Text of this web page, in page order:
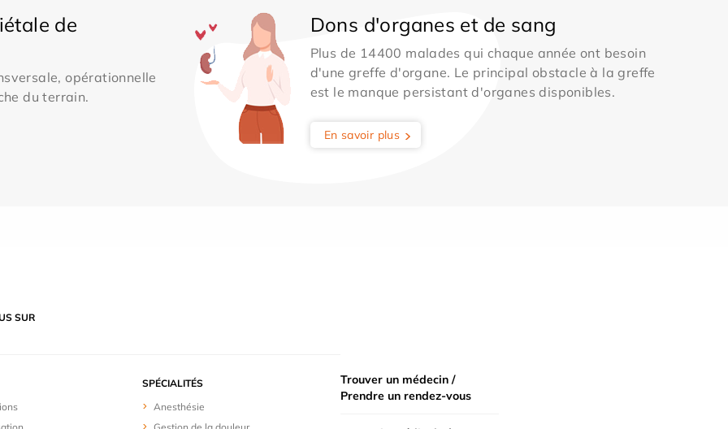
de
opérationnelle
du terrain.
Dons d'organes et de sang
Plus de 14400 malades qui chaque année ont besoin
d'une greffe d'organe. Le principal obstacle à la greffe
est le manque persistant d'organes disponibles.
En savoir plus
SUR
SPÉCIALITÉS
Anesthésie
Trouver un médecin /
Prendre un rendez-vous